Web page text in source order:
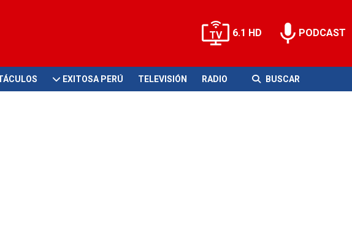
6.1 HD PODCAST
EXITOSA PERÚ TELEVISIÓN RADIO BUSCAR